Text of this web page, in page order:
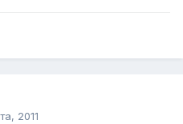
2011